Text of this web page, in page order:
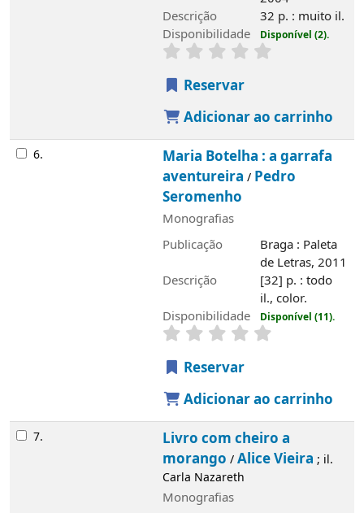
Descrição
32 p. : muito il.
Disponibilidade
Disponível (2).
Reservar
Adicionar ao carrinho
6.
Maria Botelha : a garrafa
aventureira / Pedro
Seromenho
Monografias
Publicação
Braga : Paleta
de Letras, 2011
Descrição
[32] p. : todo
il., color.
Disponibilidade
Disponível (11).
Reservar
Adicionar ao carrinho
7.
Livro com cheiro a
morango /Alice Vieira ; il.
Carla Nazareth
Monografias